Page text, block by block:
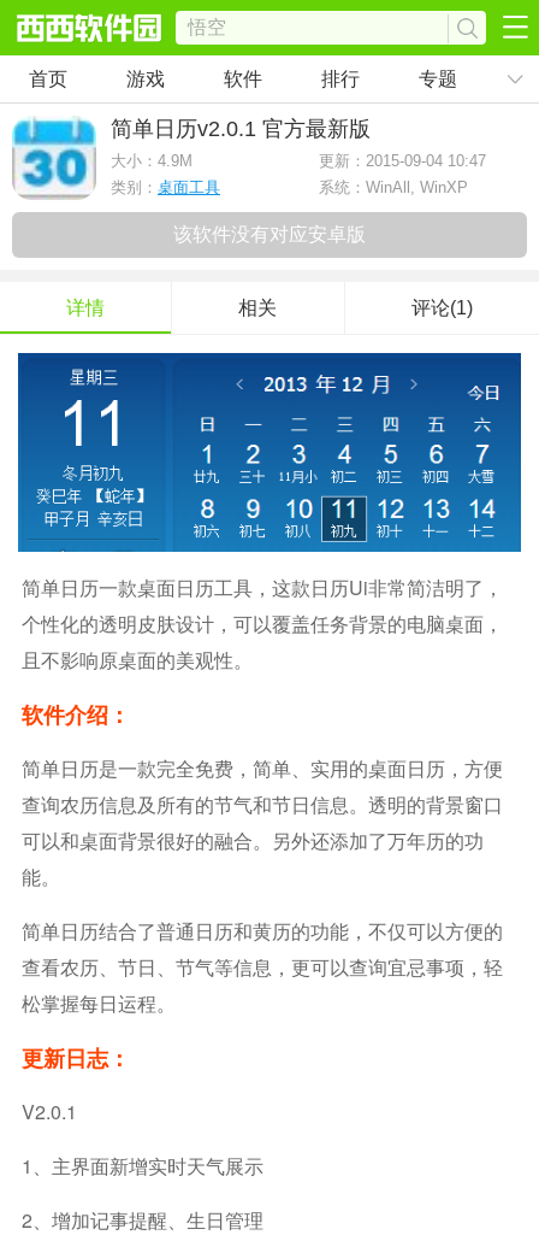
首页 游戏 软件 排行 专题
简单日历 v2.0.1 官方最新版
大小： 4.9M
更新：2015-09-04 10:47
类别： 桌面工具 系统：WinAll, WinXP
该软件没有对应安卓版
详情 相关 评论(1)
简单日历一款桌面日历工具，这款日历ui非常简洁明了，
个性化的透明皮肤设计，可以覆盖任务背景的电脑桌面，
且不影响原桌面的美观性。
软件介绍：
简单日历是一款完全免费，简单、实用的桌面日历，方便
查询农历信息及所有的节气和节日信息。透明的背景窗口
可以和桌面背景很好的融合。另外还添加了万年历的功
能。
简单日历结合了普通日历和黄历的功能，不仅可以方便的
查看农历、节日、节气等信息，更可以查询宜忌事项，轻
松掌握每日运程。
更新日志：
V2.0.1
1、主界面新增实时天气展示
2、增加记事提醒、生日管理